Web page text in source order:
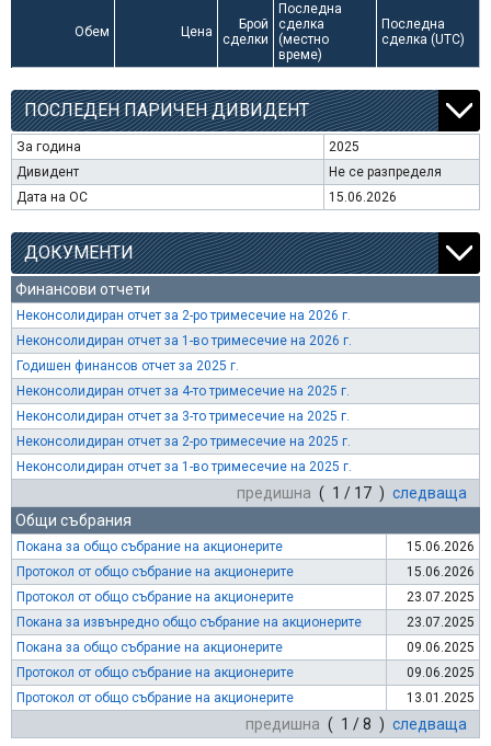
Обем Цена
Брой
сделки
Последна
сделка
(местно
време)
Последна
сделка (UTC)
ПОСЛЕДЕН ПАРИЧЕН ДИВИДЕНТ
За година
2025
Дивидент
Не се разпределя
Дата на ОС
15.06.2026
ДОКУМЕНТИ
Финансови отчети
Неконсолидиран отчет за 2-ро тримесечие на 2026 г.
Неконсолидиран отчет за 1-во тримесечие на 2026 г.
Годишен финансов отчет за 2025 г.
Неконсолидиран отчет за 4-то тримесечие на 2025 г.
Неконсолидиран отчет за 3-то тримесечие на 2025 г.
Неконсолидиран отчет за 2-ро тримесечие на 2025 г.
Неконсолидиран отчет за 1-во тримесечие на 2025 г.
предишна ( 1 / 17 ) следваща
Общи събрания
Покана за общо събрание на акционерите
15.06.2026
Протокол от общо събрание на акционерите
15.06.2026
Протокол от общо събрание на акционерите
23.07.2025
Покана за извънредно общо събрание на акционерите
23.07.2025
Покана за общо събрание на акционерите
09.06.2025
Протокол от общо събрание на акционерите
09.06.2025
Протокол от общо събрание на акционерите
13.01.2025
предишна ( 1 / 8 ) следваща